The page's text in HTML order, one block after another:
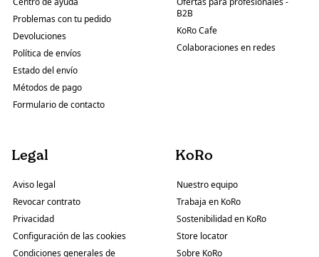
Problemas con tu pedido
Devoluciones
Política de envíos
Estado del envío
Métodos de pago
Formulario de contacto
B2B
KoRo Cafe
Colaboraciones en redes
Legal
Aviso legal
Revocar contrato
Privacidad
Configuración de las cookies
Condiciones generales de
KoRo
Nuestro equipo
Trabaja en KoRo
Sostenibilidad en KoRo
Store locator
Sobre KoRo